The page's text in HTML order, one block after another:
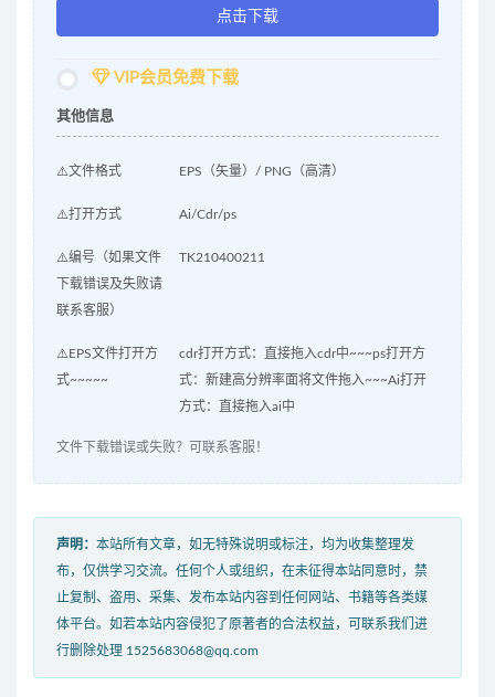
点击下载
VIP会员免费下载
其他信息
⚠️文件格式 EPS（矢量）/ PNG（高清）
⚠️打开方式 Ai/Cdr/ps
⚠️编号（如果文件
下载错误及失败请
联系客服）
TK210400211
⚠️EPS文件打开方
式~~~~~
cdr打开方式：直接拖入cdr中~~~ps打开方
式：新建高分辨率面将文件拖入~~~Ai打开
方式：直接拖入ai中
文件下载错误或失败？可联系客服！
声明： 本站所有文章，如无特殊说明或标注，均为收集整理发
布，仅供学习交流。任何个人或组织，在未征得本站同意时，禁
止复制、盗用、采集、发布本站内容到任何网站、书籍等各类媒
体平台。如若本站内容侵犯了原著者的合法权益，可联系我们进
行删除处理 1525683068@qq.com